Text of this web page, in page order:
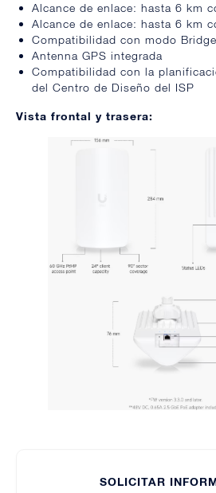
Alcance de enlace: hasta 6 km
Alcance de enlace: hasta 6 km
Compatibilidad con modo Bridge
Antenna GPS integrada
Compatibilidad con la
del Centro de Diseño del ISP
Vista frontal y trasera:
SOLICITAR